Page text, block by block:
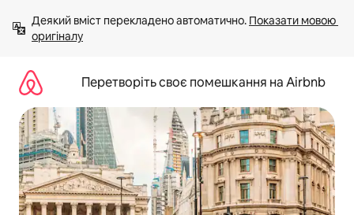
вмісту
Деякий вміст перекладено автоматично. Показати мовою
оригіналу
Перетворіть своє помешкання на Airbnb